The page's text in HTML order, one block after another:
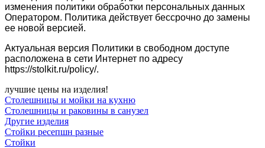
изменения политики обработки персональных данных
Оператором. Политика действует бессрочно до замены
ее новой версией.
Актуальная версия Политики в свободном доступе
расположена в сети Интернет по адресу
https://stolkit.ru/policy/.
лучшие цены на изделия!
Столешницы и мойки на кухню
Столешницы и раковины в санузел
Другие изделия
Стойки ресепшн разные
Стойки